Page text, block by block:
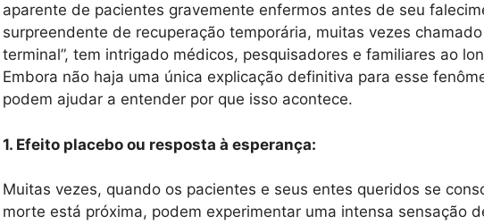
aparente de pacientes gravemente enfermos antes de seu
surpreendente de recuperação temporária, muitas vezes chamado
terminal”, tem intrigado médicos, pesquisadores e familiares ao
Embora não haja uma única explicação definitiva para esse
podem ajudar a entender por que isso acontece.
1. Efeito placebo ou resposta à esperança:
Muitas vezes, quando os pacientes e seus entes queridos se
morte está próxima, podem experimentar uma intensa sensação